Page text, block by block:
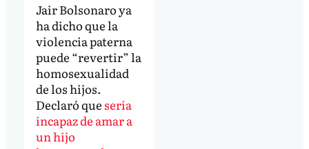
Jair Bolsonaro ya
ha dicho que la
violencia paterna
puede “revertir” la
homosexualidad
de los hijos.
Declaró que sería
incapaz de amar a
un hijo